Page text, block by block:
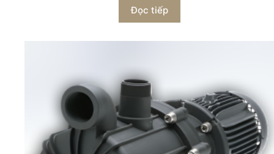
Đọc tiếp